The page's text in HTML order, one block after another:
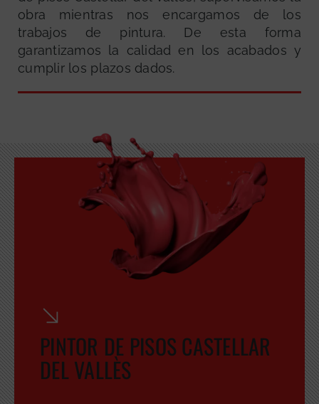
obra mientras nos encargamos de los
trabajos de pintura. De esta forma
garantizamos la calidad en los acabados y
cumplir los plazos dados.
PINTOR DE PISOS CASTELLAR
DEL VALLÈS